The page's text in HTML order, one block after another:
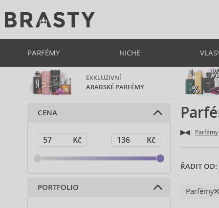
PARFÉMY NICHE
EXKLUZIVNÍ
ARABSKÉ PARFÉMY
Parfémy
ŘADIT OD:
Parfémy
CENA
PORTFOLIO